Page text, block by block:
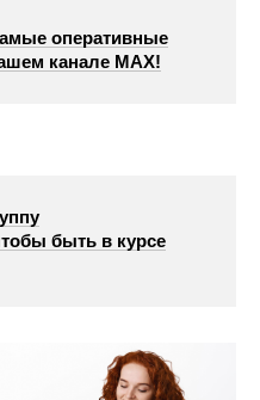
оперативные
канале МАХ!
быть в курсе